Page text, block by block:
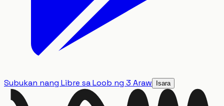
Subukan nang Libre sa Loob ng 3 Araw Isara